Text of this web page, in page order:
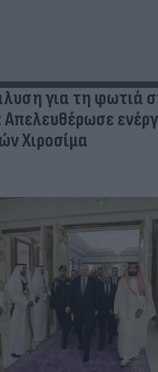
για τη φωτιά
Απελευθέρωσε
Χιροσίμα